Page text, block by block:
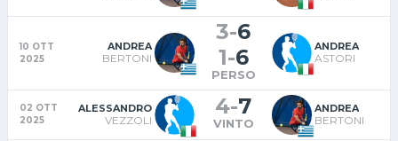
10 OTT
2025
ANDREA
BERTONI
3-6
1-6
PERSO
ANDREA
ASTORI
02 OTT
2025
ALESSANDRO
VEZZOLI
4-7
VINTO
ANDREA
BERTONI